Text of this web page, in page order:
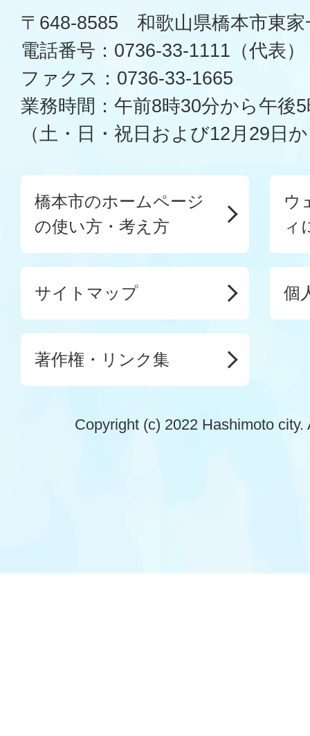
〒648-8585 和歌山県橋本市東家
電話番号：0736-33-1111（代表）
ファクス：0736-33-1665
業務時間：午前8時30分から午後
（土・日・祝日および12月29日
橋本市のホームページ
の使い方・考え方
ウ
ィ
サイトマップ 個
著作権・リンク集
Copyright (c) 2022 Hashimoto